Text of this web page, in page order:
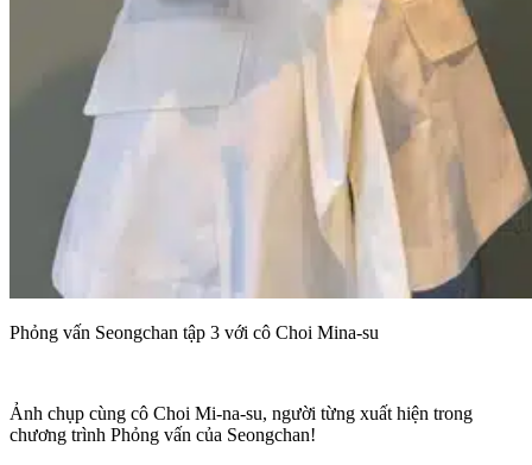
Phỏng vấn Seongchan tập 3 với cô Choi Mina-su
Ảnh chụp cùng cô Choi Mi-na-su, người từng xuất hiện trong
chương trình Phỏng vấn của Seongchan!